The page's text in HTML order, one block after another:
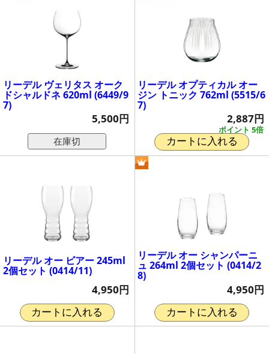
リーデル ヴェリタス オーク
ドシャルドネ 620ml (6449/9
7)
5,500円
在庫切
リーデル オプティカル オー
ジン トニック 762ml (5515/6
7)
ポイント 5倍
2,887円
カートに入れる
リーデル オー ビアー 245ml
2個セット (0414/11)
4,950円
カートに入れる
リーデル オー シャンパーニ
ュ 264ml 2個セット (0414/2
8)
4,950円
カートに入れる